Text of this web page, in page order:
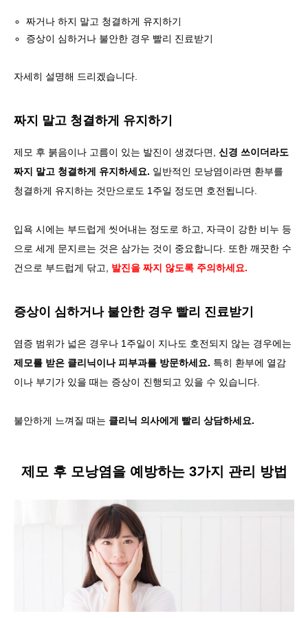
짜거나 하지 말고 청결하게 유지하기
증상이 심하거나 불안한 경우 빨리 진료받기
자세히 설명해 드리겠습니다.
짜지 말고 청결하게 유지하기
제모 후 붉음이나 고름이 있는 발진이 생겼다면, 신경 쓰이더라도
짜지 말고 청결하게 유지하세요. 일반적인 모낭염이라면 환부를
청결하게 유지하는 것만으로도 1주일 정도면 호전됩니다.
입욕 시에는 부드럽게 씻어내는 정도로 하고, 자극이 강한 비누 등
으로 세게 문지르는 것은 삼가는 것이 중요합니다. 또한 깨끗한 수
건으로 부드럽게 닦고, 발진을 짜지 않도록 주의하세요.
증상이 심하거나 불안한 경우 빨리 진료받기
염증 범위가 넓은 경우나 1주일이 지나도 호전되지 않는 경우에는
제모를 받은 클리닉이나 피부과를 방문하세요. 특히 환부에 열감
이나 부기가 있을 때는 증상이 진행되고 있을 수 있습니다.
불안하게 느껴질 때는 클리닉 의사에게 빨리 상담하세요.
제모 후 모낭염을 예방하는 3가지 관리 방법